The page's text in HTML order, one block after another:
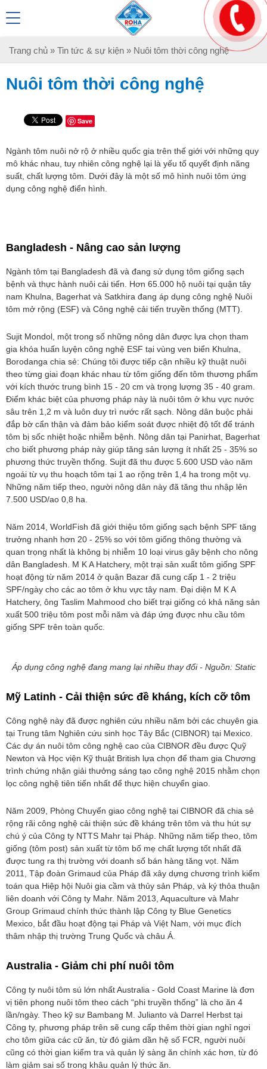
Trang chủ » Tin tức & sự kiện » Nuôi tôm thời công nghệ
Nuôi tôm thời công nghệ
Save
Ngành tôm nuôi nở rộ ở nhiều quốc gia trên thế giới với những quy
mô khác nhau, tuy nhiên công nghệ lại là yếu tố quyết định năng
suất, chất lượng tôm. Dưới đây là một số mô hình nuôi tôm ứng
dụng công nghệ điển hình.
Bangladesh - Nâng cao sản lượng
Ngành tôm tại Bangladesh đã và đang sử dụng tôm giống sạch
bệnh và thực hành nuôi cải tiến. Hơn 65.000 hộ nuôi tại quận tây
nam Khulna, Bagerhat và Satkhira đang áp dụng công nghệ Nuôi
tôm mở rộng (ESF) và Công nghệ cải tiến truyền thống (MTT).
Sujit Mondol, một trong số những nông dân được lựa chọn tham
gia khóa huấn luyện công nghệ ESF tại vùng ven biển Khulna,
Borodanga chia sẻ: Chúng tôi được tiếp cận nhiều kỹ thuật nuôi
theo từng giai đoạn khác nhau từ tôm giống đến tôm thương phẩm
với kích thước trung bình 15 - 20 cm và trọng lượng 35 - 40 gram.
Điểm khác biệt của phương pháp này là nuôi tôm ở khu vực nước
sâu trên 1,2 m và luôn duy trì nước rất sạch. Nông dân buộc phải
đắp bờ cẩn thận và đảm bảo kiểm soát được nhiệt độ tốt để tránh
tôm bị sốc nhiệt hoặc nhiễm bệnh. Nông dân tại Panirhat, Bagerhat
cho biết phương pháp này giúp tăng sản lượng ít nhất 25 - 35% so
phương thức truyền thống. Sujit đã thu được 5.600 USD vào năm
ngoái từ vụ thu hoạch tôm tại 1 ao rộng trên 1,4 ha trong một vụ.
Những năm tiếp theo, người nông dân này đã tăng thu nhập lên
7.500 USD/ao 0,8 ha.
Năm 2014, WorldFish đã giới thiệu tôm giống sạch bệnh SPF tăng
trưởng nhanh hơn 20 - 25% so với tôm giống thông thường và
quan trọng nhất là không bị nhiễm 10 loại virus gây bệnh cho nông
dân Bangladesh. M K A Hatchery, một trại sản xuất tôm giống SPF
hoạt động từ năm 2014 ở quận Bazar đã cung cấp 1 - 2 triệu
SPF/ngày cho các ao tôm ở khu vực tây nam. Đại diện M K A
Hatchery, ông Taslim Mahmood cho biết trại giống có khả năng sản
xuất 500 triệu tôm post mỗi năm và đáp ứng được nhu cầu tôm
giống SPF trên toàn quốc.
Áp dụng công nghệ đang mang lại nhiều thay đổi - Nguồn: Static
Mỹ Latinh - Cải thiện sức đề kháng, kích cỡ tôm
Công nghệ này đã được nghiên cứu nhiều năm bởi các chuyên gia
tại Trung tâm Nghiên cứu sinh học Tây Bắc (CIBNOR) tại Mexico.
Các dự án nuôi tôm công nghệ cao của CIBNOR đều được Quỹ
Newton và Học viện Kỹ thuật British lựa chọn để tham gia Chương
trình chứng nhận giải thưởng sáng tạo công nghệ 2015 nhằm chọn
lọc công nghệ tiên tiến nhất để thực hiện chuyển giao.
Năm 2009, Phòng Chuyển giao công nghệ tại CIBNOR đã chia sẻ
rộng rãi công nghệ cải thiện sức đề kháng trên tôm và thu hút sự
chú ý của Công ty NTTS Mahr tại Pháp. Những năm tiếp theo, tôm
giống (tôm post) sản xuất từ tôm bố mẹ chất lượng tốt nhất đã
được tung ra thị trường với doanh số bán hàng tăng vọt. Năm
2011, Tập đoàn Grimaud của Pháp đã xây dựng chương trình kiểm
toán qua Hiệp hội Nuôi gia cầm và thủy sản Pháp, và ký thỏa thuận
liên doanh với Công ty Mahr. Năm 2013, Aquaculture và Mahr
Group Grimaud chính thức thành lập Công ty Blue Genetics
Mexico, bắt đầu hoạt động tại Pháp và Việt Nam, với mục đích
thâm nhập thị trường Trung Quốc và châu Á.
Australia - Giảm chi phí nuôi tôm
Công ty nuôi tôm sú lớn nhất Australia - Gold Coast Marine là đơn
vị tiên phong nuôi tôm theo cách “phi truyền thống” là cho ăn 4
lần/ngày. Theo kỹ sư Bambang M. Julianto và Darrel Herbst tại
Công ty, phương pháp trên sẽ cung cấp thêm thời gian nghỉ ngơi
cho tôm giữa các cữ ăn, từ đó giảm dần hệ số FCR, người nuôi
cũng có thời gian kiểm tra và quản lý sàng ăn chính xác hơn, từ đó
làm giảm sai số trong khâu quản lý thức ăn.